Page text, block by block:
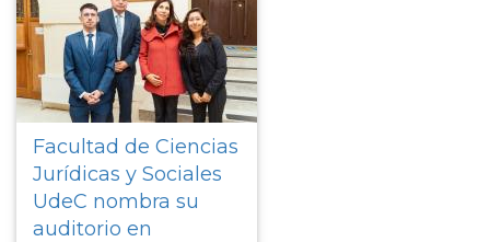
Facultad de Ciencias
Jurídicas y Sociales
UdeC nombra su
auditorio en